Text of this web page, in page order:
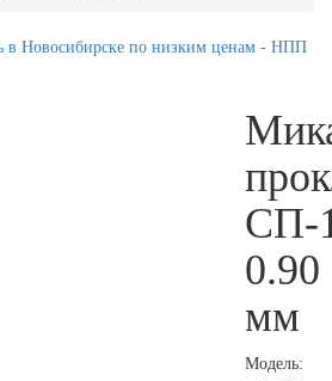
СП-
0.90
мм
Модель: